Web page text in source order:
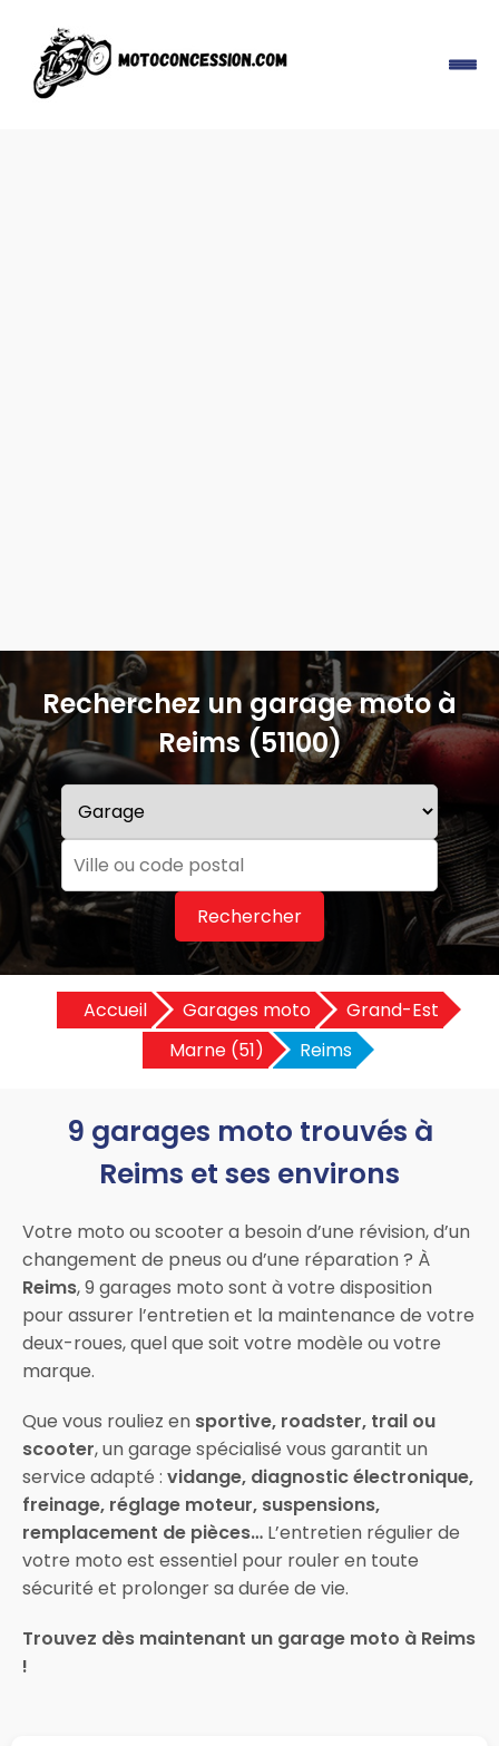
Recherchez un garage moto à
Reims (51100)
Rechercher
Accueil Garages moto
Grand-Est
Marne (51)
Reims
9 garages moto trouvés à
Reims et ses environs
Votre moto ou scooter a besoin d’une révision, d’un
changement de pneus ou d’une réparation ? À
Reims, 9 garages moto sont à votre disposition
pour assurer l’entretien et la maintenance de votre
deux-roues, quel que soit votre modèle ou votre
marque.
Que vous rouliez en sportive, roadster, trail ou
scooter, un garage spécialisé vous garantit un
service adapté : vidange, diagnostic électronique,
freinage, réglage moteur, suspensions,
remplacement de pièces… L’entretien régulier de
votre moto est essentiel pour rouler en toute
sécurité et prolonger sa durée de vie.
Trouvez dès maintenant un garage moto à Reims
!